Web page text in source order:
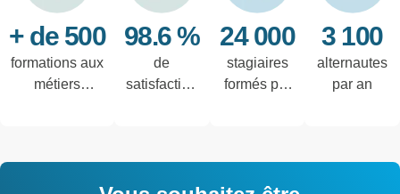
+ de 500
formations aux
métiers
98.6 %
de
satisfaction
24 000
stagiaires
formés par
3 100
alternautes
par an